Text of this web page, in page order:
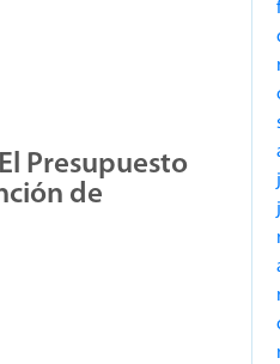
Presupuesto
de